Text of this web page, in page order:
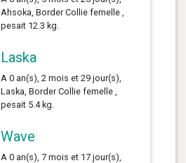
Ahsoka, Border Collie femelle ,
pesait 12.3 kg.
Laska
A 0 an(s), 2 mois et 29 jour(s),
Laska, Border Collie femelle ,
pesait 5.4 kg.
Wave
A 0 an(s), 7 mois et 17 jour(s),